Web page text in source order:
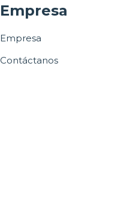
Empresa
Empresa
Contáctanos